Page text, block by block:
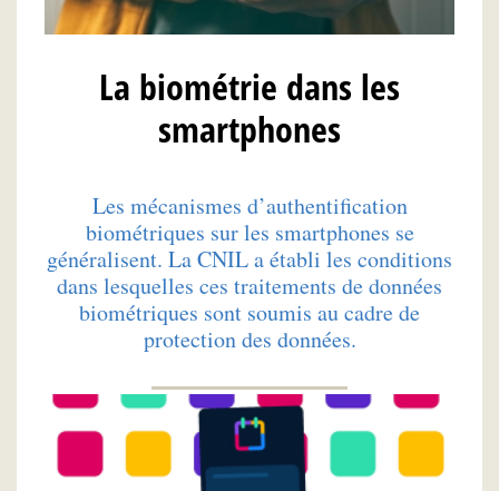
La biométrie dans les
smartphones
Les mécanismes d’authentification
biométriques sur les smartphones se
généralisent. La CNIL a établi les conditions
dans lesquelles ces traitements de données
biométriques sont soumis au cadre de
protection des données.